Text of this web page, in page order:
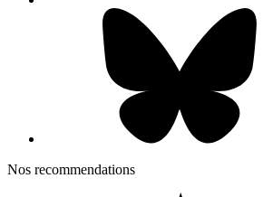
Nos recommendations